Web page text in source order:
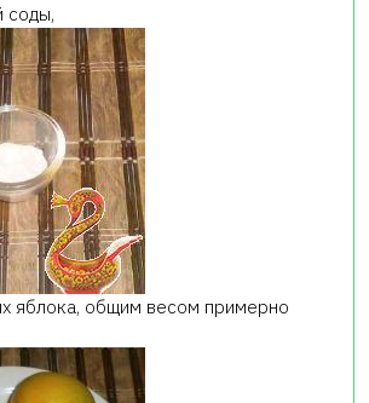
соды,
яблока, общим весом примерно